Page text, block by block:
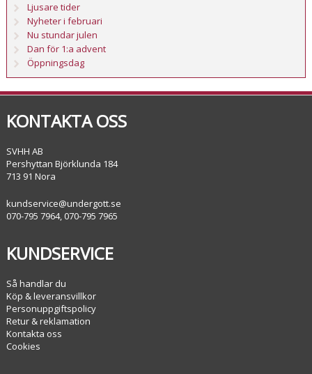
Ljusare tider
Nyheter i februari
Nu stundar julen
Dan för 1:a advent
Öppningsdag
KONTAKTA OSS
SVHH AB
Pershyttan Björklunda 184
713 91 Nora
kundservice@undergott.se
070-795 7964, 070-795 7965
KUNDSERVICE
Så handlar du
Köp & leveransvillkor
Personuppgiftspolicy
Retur & reklamation
Kontakta oss
Cookies